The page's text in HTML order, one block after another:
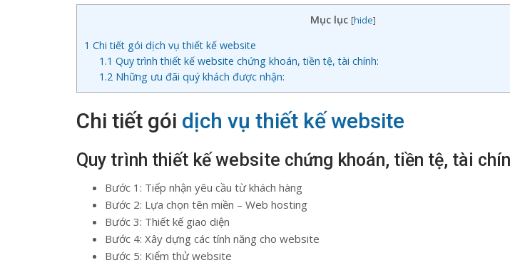
Mục lục [hide]
1 Chi tiết gói dịch vụ thiết kế website
1.1 Quy trình thiết kế website chứng khoán, tiền tệ, tài chính:
1.2 Những ưu đãi quý khách được nhận:
Chi tiết gói dịch vụ thiết kế website
Quy trình thiết kế website chứng khoán, tiền tệ, tài
Bước 1: Tiếp nhận yêu cầu từ khách hàng
Bước 2: Lựa chọn tên miền – Web hosting
Bước 3: Thiết kế giao diện
Bước 4: Xây dựng các tính năng cho website
Bước 5: Kiểm thử website